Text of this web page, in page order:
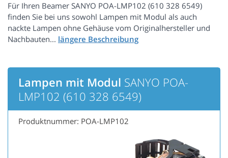
Für Ihren Beamer SANYO POA-LMP102 (610 328 6549)
finden Sie bei uns sowohl Lampen mit Modul als auch
nackte Lampen ohne Gehäuse vom Originalhersteller und
Nachbauten...
Lampen mit Modul SANYO POA-
LMP102 (610 328 6549)
Produktnummer: POA-LMP102